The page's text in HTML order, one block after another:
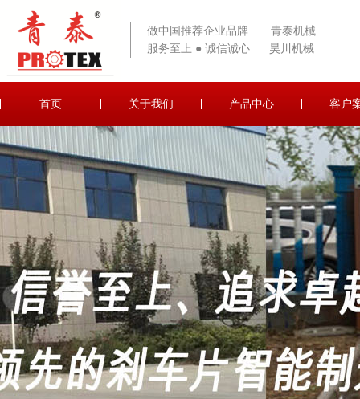
做中国推荐企业品牌 青泰机械
服务至上 ● 诚信诚心 昊川机械
首页 关于我们 产品中心 客户